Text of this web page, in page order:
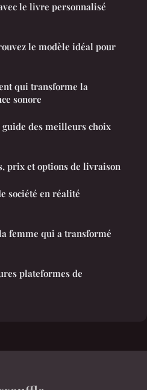
le livre personnalisé
le modèle idéal pour
qui transforme la
sonore
des meilleurs choix
prix et options de livraison
société en réalité
femme qui a transformé
plateformes de